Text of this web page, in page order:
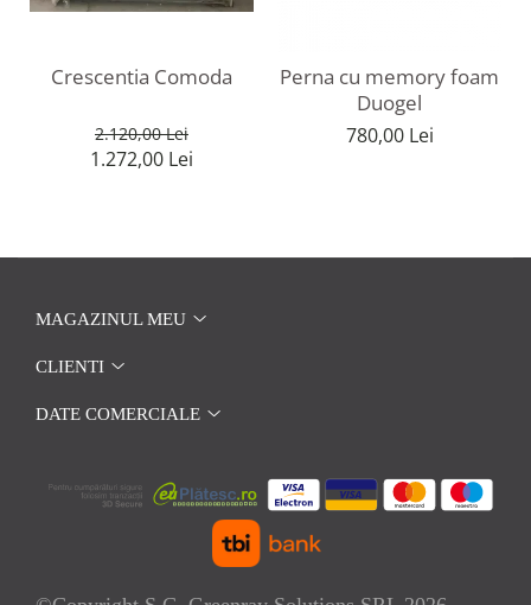
Crescentia Comoda
2.120,00 Lei
1.272,00 Lei
Perna cu memory foam
Duogel
780,00 Lei
MAGAZINUL MEU
CLIENTI
DATE COMERCIALE